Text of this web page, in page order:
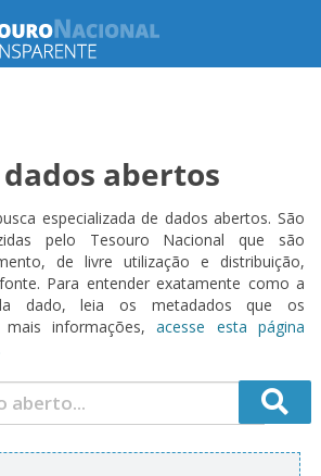
abertos
especializada de dados abertos. São
pelo Tesouro Nacional que são
de livre utilização e distribuição,
Para entender exatamente como a
dado, leia os metadados que os
mais informações,acesse esta página